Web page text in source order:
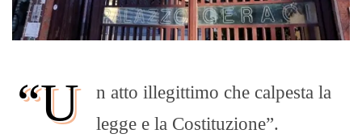
“U
n atto illegittimo che calpesta la
legge e la Costituzione”.